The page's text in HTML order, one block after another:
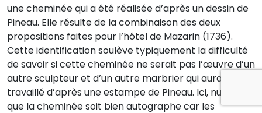
une cheminée qui a été réalisée d’après un dessin de
Pineau. Elle résulte de la combinaison des deux
propositions faites pour l’hôtel de Mazarin (1736).
Cette identification soulève typiquement la difficulté
de savoir si cette cheminée ne serait pas l’œuvre d’un
autre sculpteur et d’un autre marbrier qui auraient
travaillé d’après une estampe de Pineau. Ici, nul doute
que la cheminée soit bien autographe car les